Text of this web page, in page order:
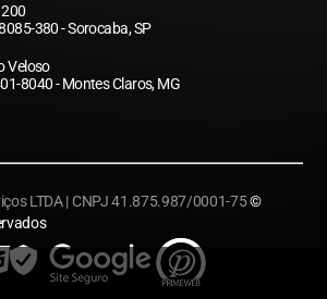
380 - Sorocaba, SP
Veloso
8040 - Montes Claros, MG
LTDA | CNPJ 41.875.987/0001-75©